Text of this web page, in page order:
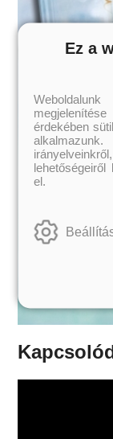
Ez a
érdekében
lehetőségeiről
el.